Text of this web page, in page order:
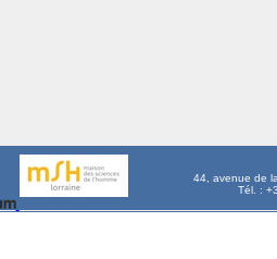
44, avenue de
Tél. :